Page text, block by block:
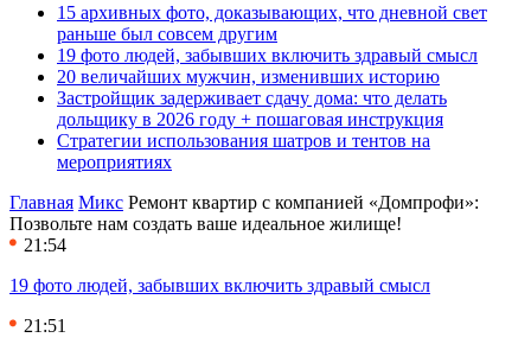
15 архивных фото, доказывающих, что дневной свет
раньше был совсем другим
19 фото людей, забывших включить здравый смысл
20 величайших мужчин, изменивших историю
Застройщик задерживает сдачу дома: что делать
дольщику в 2026 году + пошаговая инструкция
Стратегии использования шатров и тентов на
мероприятиях
Главная Микс Ремонт квартир с компанией «Домпрофи»:
Позвольте нам создать ваше идеальное жилище!
21:54
19 фото людей, забывших включить здравый смысл
21:51